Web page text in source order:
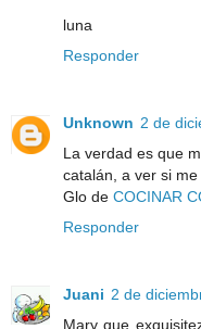
luna
Responder
Unknown 2 de
La verdad es que
catalán, a ver si
Glo de COCINAR
Responder
Juani 2 de
Mary que